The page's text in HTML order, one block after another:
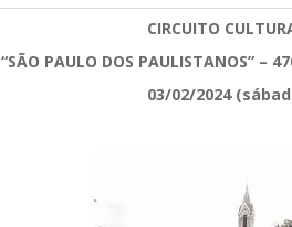
CIRCUITO
“SÃO PAULO DOS PAULISTANOS” –
03/02/2024